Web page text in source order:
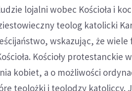
lojalni wobec Kościoła i
teolog katolicki
wskazując, że wiele
Kościoły protestanckie
kobiet, a o możliwości
teolożki i teolodzy katoliccy.